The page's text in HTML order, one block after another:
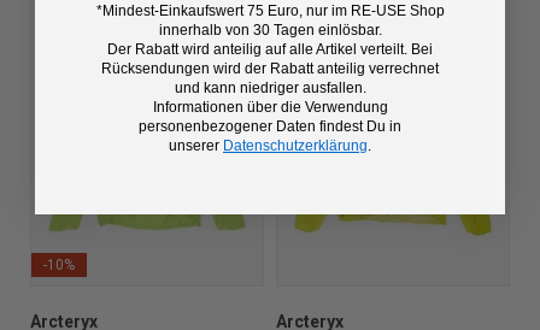
-10%
Arcteryx
Arcteryx
*Mindest-Einkaufswert 75 Euro, nur im RE-USE Shop
innerhalb von 30 Tagen einlösbar.
Der Rabatt wird anteilig auf alle Artikel verteilt. Bei
Rücksendungen wird der Rabatt anteilig verrechnet
und kann niedriger ausfallen.
Informationen über die Verwendung
personenbezogener Daten findest Du in
unserer Datenschutzerklärung